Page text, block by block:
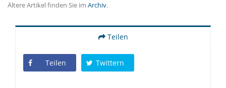
Ältere Artikel finden Sie im Archiv.
Teilen
Teilen Twittern